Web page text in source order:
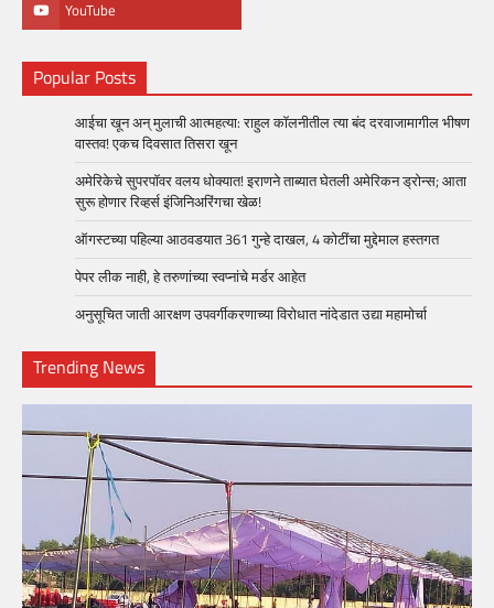
YouTube
Popular Posts
आईचा खून अन् मुलाची आत्महत्या: राहुल कॉलनीतील त्या बंद दरवाजामागील भीषण
वास्तव! एकच दिवसात तिसरा खून
अमेरिकेचे सुपरपॉवर वलय धोक्यात! इराणने ताब्यात घेतली अमेरिकन ड्रोन्स; आता
सुरू होणार रिव्हर्स इंजिनिअरिंगचा खेळ!
ऑगस्टच्या पहिल्या आठवडयात 361 गुन्हे दाखल, 4 कोटींचा मुद्देमाल हस्तगत
पेपर लीक नाही, हे तरुणांच्या स्वप्नांचे मर्डर आहेत
अनुसूचित जाती आरक्षण उपवर्गीकरणाच्या विरोधात नांदेडात उद्या महामोर्चा
Trending News